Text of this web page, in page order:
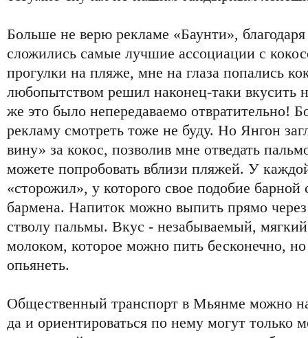
Больше не верю рекламе «Баунти»,
сложились самые лучшие ассоциации с
прогулки на пляже, мне на глаза попались
любопытством решил наконец-таки вкусить
же это было непередаваемо отвратительно!
рекламу смотреть тоже не буду. Но Янгон
вину» за кокос, позволив мне отведать
можете попробовать вблизи пляжей. У
«сторожил», у которого свое подобие барной
бармена. Напиток можно выпить прямо
стволу пальмы. Вкус - незабываемый,
молоком, которое можно пить бесконечно,
опьянеть.
Общественный транспорт в Мьянме можно
да и ориентироваться по нему могут только